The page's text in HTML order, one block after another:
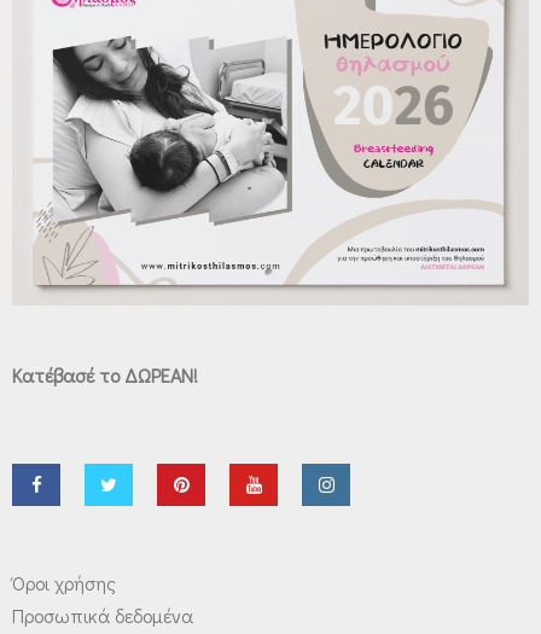
Κατέβασέ το ΔΩΡΕΑΝ!
Όροι χρήσης
Προσωπικά δεδομένα